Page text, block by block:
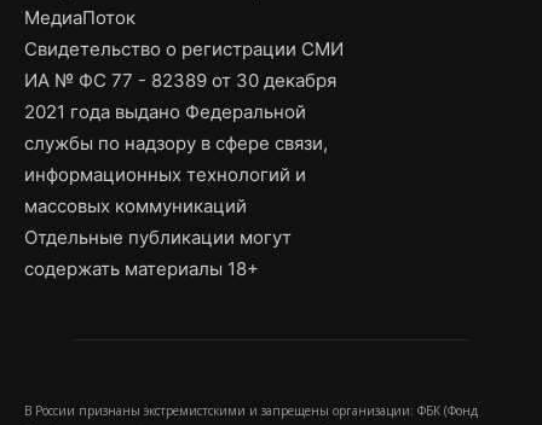
МедиаПоток
Свидетельство о регистрации СМИ
ИА № ФС 77 - 82389 от 30 декабря
2021 года выдано Федеральной
службы по надзору в сфере связи,
информационных технологий и
массовых коммуникаций
Отдельные публикации могут
содержать материалы 18+
В России признаны экстремистскими и запрещены организации: ФБК (Фонд